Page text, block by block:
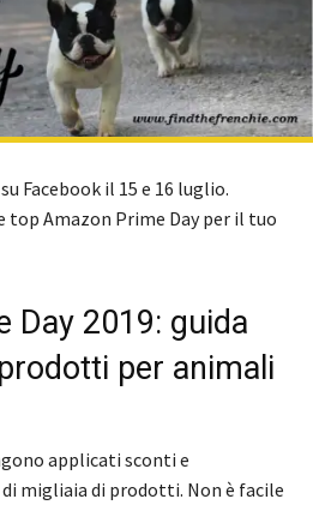
Facebook il 15 e 16 luglio.
Amazon Prime Day per il tuo
Day 2019: guida
per animali
applicati sconti e
migliaia di prodotti. Non è facile